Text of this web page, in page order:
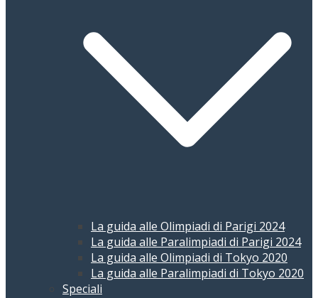
La guida alle Olimpiadi di Parigi 2024
La guida alle Paralimpiadi di Parigi 2024
La guida alle Olimpiadi di Tokyo 2020
La guida alle Paralimpiadi di Tokyo 2020
Speciali